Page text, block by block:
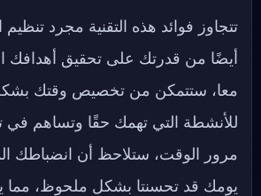
تتجاوز فوائد هذه التقنية مجرد تنظيم
أيضًا من قدرتك على تحقيق أهدافك
معا، ستتمكن من تخصيص وقتك
للأنشطة التي تهمك حقًا وتساهم في
مرور الوقت، ستلاحظ أن انضباطك
يومك قد تحسنتا بشكل ملحوظ،